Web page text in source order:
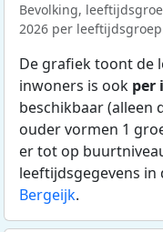
Bevolking,
2026 per
De grafiek toont de
inwoners is ook per
beschikbaar (alleen
ouder vormen 1
er tot op
leeftijdsgegevens in
Bergeijk.